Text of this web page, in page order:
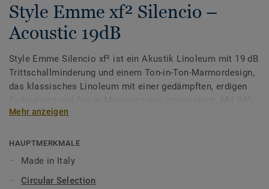
Style Emme xf² Silencio –
Acoustic 19dB
Style Emme Silencio xf² ist ein Akustik Linoleum mit 19 dB
Trittschallminderung und einem Ton-in-Ton-Marmordesign,
das klassisches Linoleum mit einer gedämpften, erdigen
verantwortungsvoll gewonnenen natürlichen Inhaltsstoffen
über alle Lebenszyklusphasen hinweg betrachtet – CO₂-
negativ.
Cradle to Cradle® Silber, der Blaue Engel und mit dem
Mehr anzeigen
HAUPTMERKMALE
Made in Italy
Circular Selection